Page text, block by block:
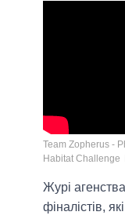
Team Zopherus -
Habitat Challenge
Журі
фіналістів,